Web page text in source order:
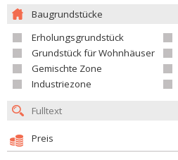
Baugrundstücke
Erholungsgrundstück
Grundstück für Wohnhäuser
Gemischte Zone
Industriezone
Preis